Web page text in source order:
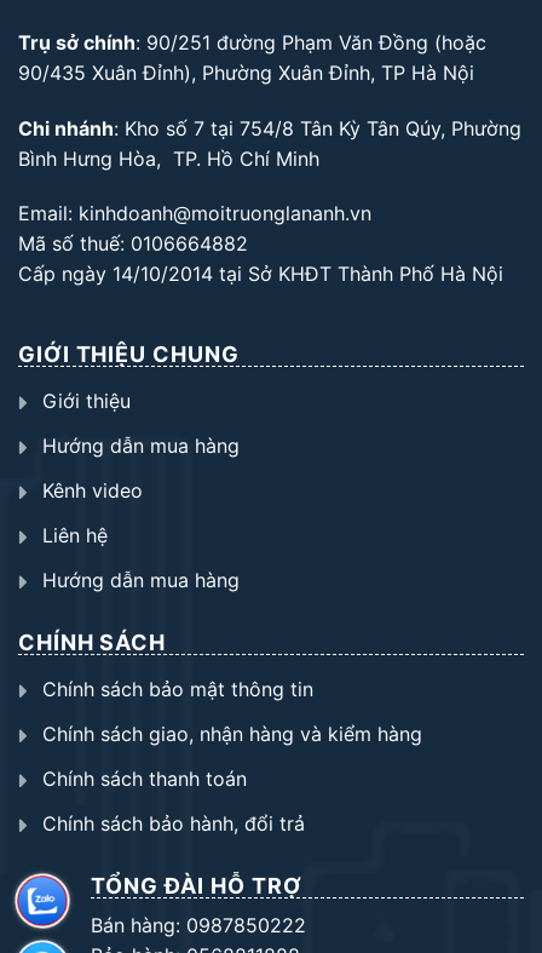
Trụ sở chính: 90/251 đường Phạm Văn Đồng (hoặc
90/435 Xuân Đỉnh), Phường Xuân Đỉnh, TP Hà Nội
Chi nhánh: Kho số 7 tại 754/8 Tân Kỳ Tân Qúy, Phường
Bình Hưng Hòa, TP. Hồ Chí Minh
Email: kinhdoanh@moitruonglananh.vn
Mã số thuế: 0106664882
Cấp ngày 14/10/2014 tại Sở KHĐT Thành Phố Hà Nội
GIỚI THIỆU CHUNG
Giới thiệu
Hướng dẫn mua hàng
Kênh video
Liên hệ
Hướng dẫn mua hàng
CHÍNH SÁCH
Chính sách bảo mật thông tin
Chính sách giao, nhận hàng và kiểm hàng
Chính sách thanh toán
Chính sách bảo hành, đổi trả
TỔNG ĐÀI HỖ TRỢ
Bán hàng: 0987850222